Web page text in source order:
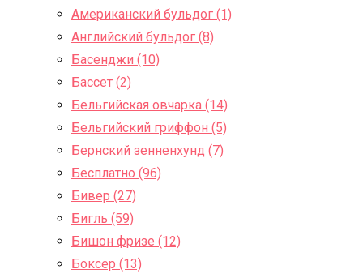
Американский бульдог (1)
Английский бульдог (8)
Басенджи (10)
Бассет (2)
Бельгийская овчарка (14)
Бельгийский гриффон (5)
Бернский зенненхунд (7)
Бесплатно (96)
Бивер (27)
Бигль (59)
Бишон фризе (12)
Боксер (13)